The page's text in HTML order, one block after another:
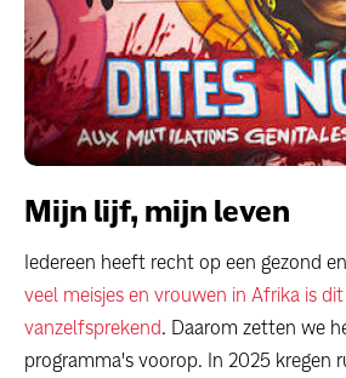
Mijn lijf, mijn leven
Iedereen heeft recht op een gezond
veel meisjes en vrouwen in Afrika is
vanzelfsprekend. Daarom zetten we
programma's voorop. In 2025 kregen